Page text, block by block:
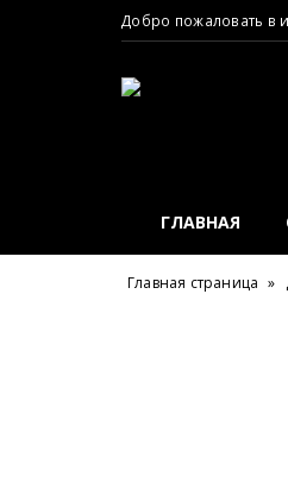
Добро пожаловать в
ГЛАВНАЯ
Главная страница »